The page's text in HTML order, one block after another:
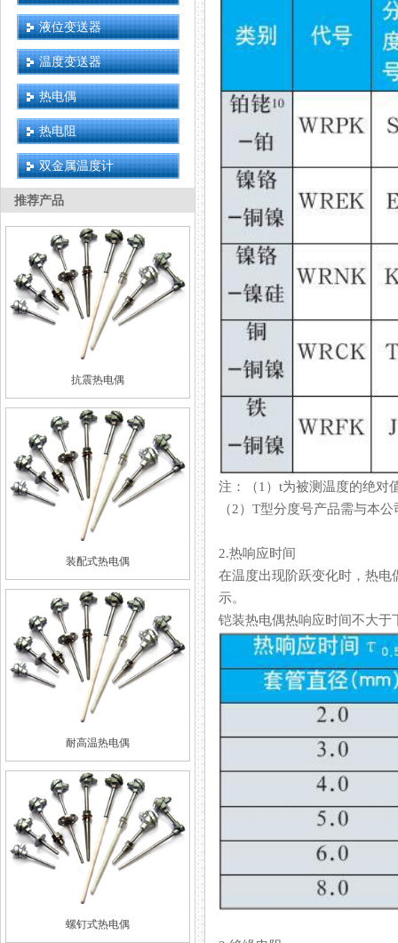
液位变送器
温度变送器
热电偶
热电阻
双金属温度计
推荐产品
抗震热电偶
装配式热电偶
耐高温热电偶
螺钉式热电偶
注：（1）t为被测温度的绝对值
（2）T型分度号产品需与本公
2.热响应时间
在温度出现阶跃变化时，热
示。
铠装热电偶热响应时间不大于下表